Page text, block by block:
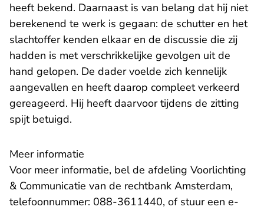
heeft bekend. Daarnaast is van belang dat hij niet
berekenend te werk is gegaan: de schutter en het
slachtoffer kenden elkaar en de discussie die zij
hadden is met verschrikkelijke gevolgen uit de
hand gelopen. De dader voelde zich kennelijk
aangevallen en heeft daarop compleet verkeerd
gereageerd. Hij heeft daarvoor tijdens de zitting
spijt betuigd.
Meer informatie
Voor meer informatie, bel de afdeling Voorlichting
& Communicatie van de rechtbank Amsterdam,
telefoonnummer: 088-3611440, of stuur een e-